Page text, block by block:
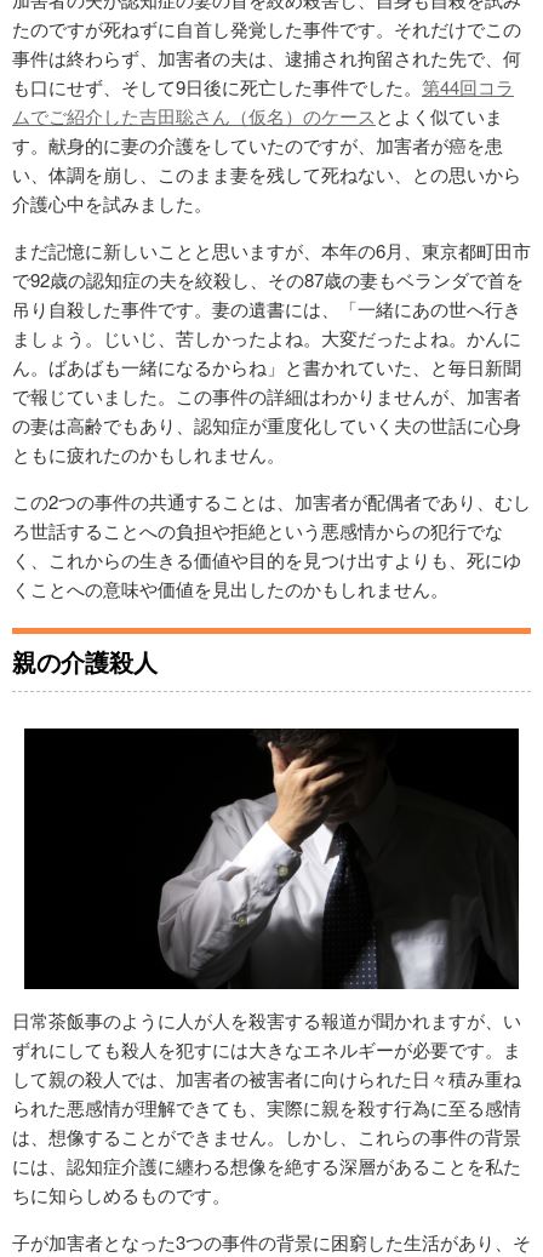
たのですが死ねずに自首し発覚した事件です。それだけでこの
事件は終わらず、加害者の夫は、逮捕され拘留された先で、何
も口にせず、そして9日後に死亡した事件でした。 第44回コラ
ムでご紹介した吉田聡さん（仮名）のケースとよく似ていま
す。献身的に妻の介護をしていたのですが、加害者が癌を患
い、体調を崩し、このまま妻を残して死ねない、との思いから
介護心中を試みました。
まだ記憶に新しいことと思いますが、本年の6月、東京都町田市
で92歳の認知症の夫を絞殺し、その87歳の妻もベランダで首を
吊り自殺した事件です。妻の遺書には、「一緒にあの世へ行き
ましょう。じいじ、苦しかったよね。大変だったよね。かんに
ん。ばあばも一緒になるからね」と書かれていた、と毎日新聞
で報じていました。この事件の詳細はわかりませんが、加害者
の妻は高齢でもあり、認知症が重度化していく夫の世話に心身
ともに疲れたのかもしれません。
この2つの事件の共通することは、加害者が配偶者であり、むし
ろ世話することへの負担や拒絶という悪感情からの犯行でな
く、これからの生きる価値や目的を見つけ出すよりも、死にゆ
くことへの意味や価値を見出したのかもしれません。
親の介護殺人
日常茶飯事のように人が人を殺害する報道が聞かれますが、い
ずれにしても殺人を犯すには大きなエネルギーが必要です。ま
して親の殺人では、加害者の被害者に向けられた日々積み重ね
られた悪感情が理解できても、実際に親を殺す行為に至る感情
は、想像することができません。しかし、これらの事件の背景
には、認知症介護に纏わる想像を絶する深層があることを私た
ちに知らしめるものです。
子が加害者となった3つの事件の背景に困窮した生活があり、そ